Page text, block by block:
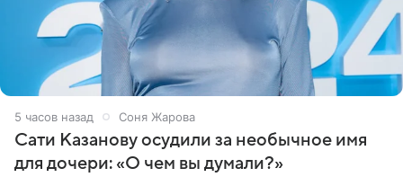
5 часов назад Соня Жарова
Сати Казанову осудили за необычное имя
для дочери: «О чем вы думали?»